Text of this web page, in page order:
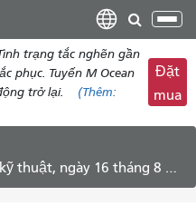
trạng tắc nghẽn gần
phục. Tuyến M Ocean
trở lại.
(Thêm:
Đặt
mua
ngày 16 tháng 8 năm 2013